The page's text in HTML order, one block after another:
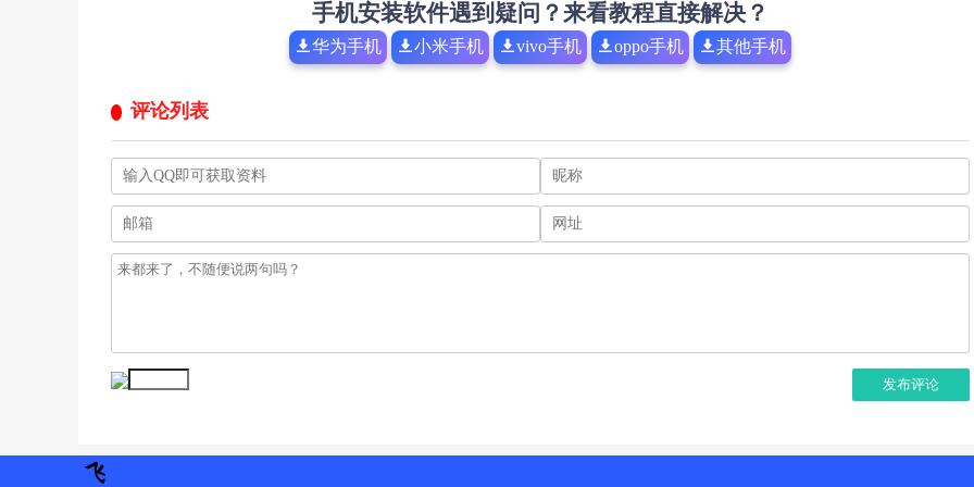
手机安装软件遇到疑问？来看教程直接解决？
华为手机 小米手机 vivo手机 oppo手机 其他手机
评论列表
发布评论